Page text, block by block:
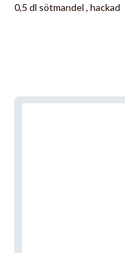
0,5 dl sötmandel , hackad